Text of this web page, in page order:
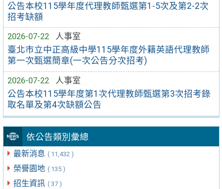
公告本校115學年度代理教師甄選第1-5次及第2-2次
招考缺額
2026-07-22
人事室
臺北市立中正高級中學115學年度外籍英語代理教師
第一次甄選簡章(一次公告分次招考)
2026-07-22
人事室
公告本校115學年度第1次代理教師甄選第3次招考錄
取名單及第4次缺額公告
依公告類別彙總
最新消息 ( 11,432 )
榮譽園地 ( 135 )
招生資訊 ( 37 )